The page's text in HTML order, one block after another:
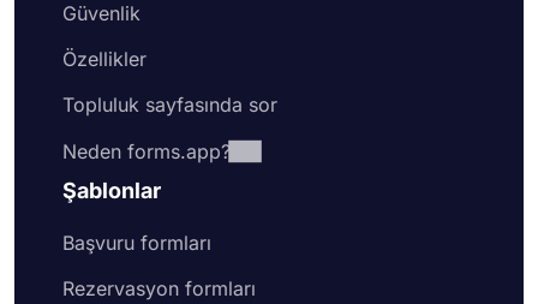
Güvenlik
Özellikler
Topluluk sayfasında sor
Neden forms.app?
Şablonlar
Başvuru formları
Rezervasyon formları